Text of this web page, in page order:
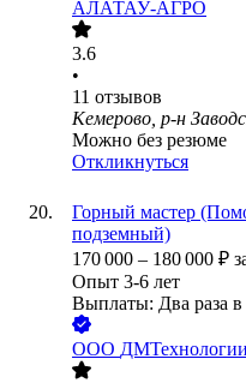
АЛАТАУ-АГРО
3.6
•
11 отзывов
Кемерово, р-н
Можно без резюме
Откликнуться
Горный мастер
подземный)
170 000 – 180 000 ₽
Опыт 3-6 лет
Выплаты: Два раза в
ООО ДМТехнологии